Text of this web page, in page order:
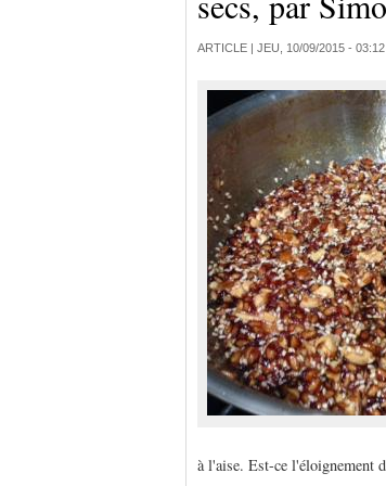
ARTICLE | JEU, 10/09/2015 - 03:12
à l'aise. Est-ce l'éloignement